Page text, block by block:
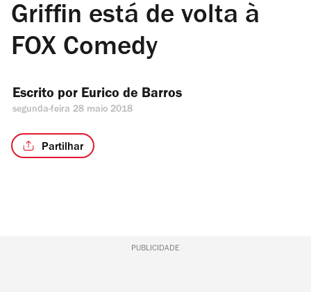
Griffin está de volta à
FOX Comedy
Escrito por Eurico de Barros
segunda-feira 28 maio 2018
Partilhar
PUBLICIDADE